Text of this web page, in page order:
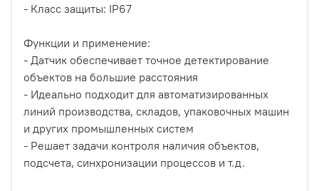
- Класс защиты: IP67
Функции и применение:
- Датчик обеспечивает точное детектирование
объектов на большие расстояния
- Идеально подходит для автоматизированных
линий производства, складов, упаковочных машин
и других промышленных систем
- Решает задачи контроля наличия объектов,
подсчета, синхронизации процессов и т.д.